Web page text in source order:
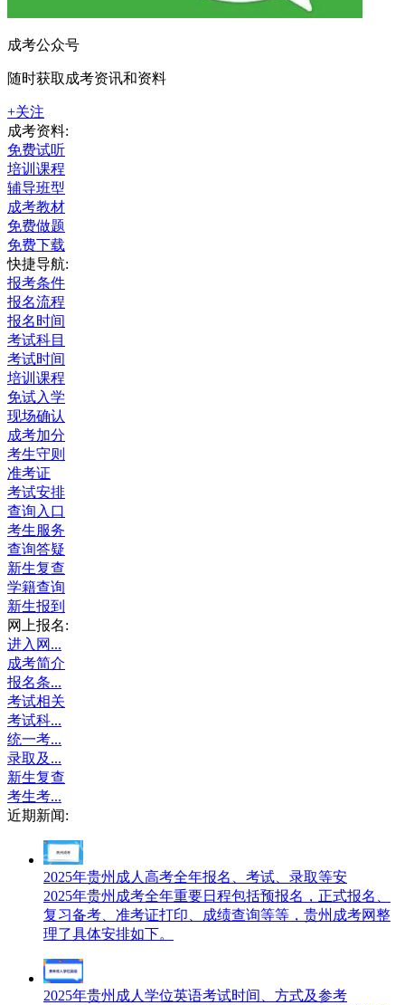
成考公众号
随时获取成考资讯和资料
+关注
成考资料:
免费试听
培训课程
辅导班型
成考教材
免费做题
免费下载
快捷导航:
报考条件
报名流程
报名时间
考试科目
考试时间
培训课程
免试入学
现场确认
成考加分
考生守则
准考证
考试安排
查询入口
考生服务
查询答疑
新生复查
学籍查询
新生报到
网上报名:
进入网...
成考简介
报名条...
考试相关
考试科...
统一考...
录取及...
新生复查
考生考...
近期新闻:
2025年贵州成人高考全年报名、考试、录取等安
2025年贵州成考全年重要日程包括预报名，正式报名、
复习备考、准考证打印、成绩查询等等，贵州成考网整
理了具体安排如下。
2025年贵州成人学位英语考试时间、方式及参考